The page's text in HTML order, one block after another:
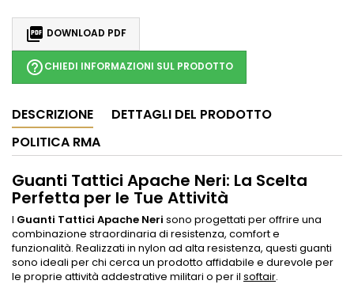
 DOWNLOAD PDF
help_outlineCHIEDI INFORMAZIONI SUL PRODOTTO
DESCRIZIONE
DETTAGLI DEL PRODOTTO
POLITICA RMA
Guanti Tattici Apache Neri: La Scelta
Perfetta per le Tue Attività
I Guanti Tattici Apache Neri sono progettati per offrire una
combinazione straordinaria di resistenza, comfort e
funzionalità. Realizzati in nylon ad alta resistenza, questi guanti
sono ideali per chi cerca un prodotto affidabile e durevole per
le proprie attività addestrative militari o per il softair.